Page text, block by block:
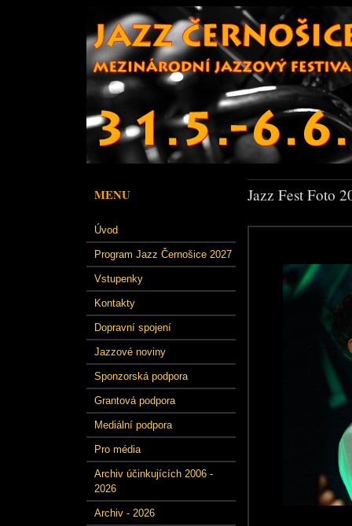
MENU
Úvod
Program Jazz Černošice 2027
Vstupenky
Kontakty
Dopravní spojení
Jazzové noviny
Sponzorská podpora
Grantová podpora
Mediální podpora
Pro média
Archiv účinkujících 2006 -
2026
Archiv - 2026
Jazz Fest Foto